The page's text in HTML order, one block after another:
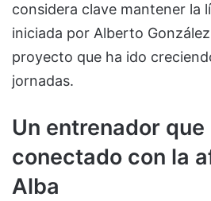
considera clave mantener la
iniciada por Alberto
proyecto que ha ido
jornadas.
Un entrenador que
conectado con la
Alba